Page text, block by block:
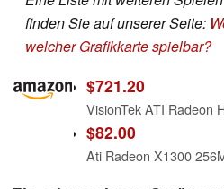
finden Sie auf unserer Seite:
welcher Grafikkarte spielbar?
$721.20
$82.00
Ati Radeon X1300